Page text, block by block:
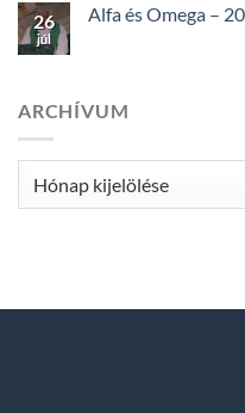
26
júl
Alfa és Omega –
ARCHÍVUM